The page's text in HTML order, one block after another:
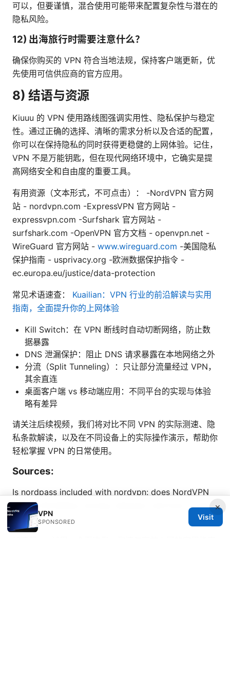
可以，但要谨慎，混合使用可能带来配置复杂性与潜在的
隐私风险。
12) 出海旅行时需要注意什么？
确保你购买的 VPN 符合当地法规，保持客户端更新，优
先使用可信供应商的官方应用。
8) 结语与资源
Kiuuu 的 VPN 使用路线图强调实用性、隐私保护与稳定
性。通过正确的选择、清晰的需求分析以及合适的配置，
你可以在保持隐私的同时获得更稳健的上网体验。记住，
VPN 不是万能钥匙，但在现代网络环境中，它确实是提
高网络安全和自由度的重要工具。
有用资源（文本形式，不可点击）： -NordVPN 官方网
站 - nordvpn.com -ExpressVPN 官方网站 -
expressvpn.com -Surfshark 官方网站 -
surfshark.com -OpenVPN 官方文档 - openvpn.net -
WireGuard 官方网站 - www.wireguard.com -美国隐私
保护指南 - usprivacy.org -欧洲数据保护指令 -
ec.europa.eu/justice/data-protection
常见术语速查： Kuailian：VPN 行业的前沿解读与实用
指南，全面提升你的上网体验
Kill Switch：在 VPN 断线时自动切断网络，防止数
据暴露
DNS 泄漏保护：阻止 DNS 请求暴露在本地网络之外
分流（Split Tunneling）：只让部分流量经过 VPN，
其余直连
桌面客户端 vs 移动端应用：不同平台的实现与体验
略有差异
请关注后续视频，我们将对比不同 VPN 的实际测速、隐
私条款解读，以及在不同设备上的实际操作演示，帮助你
轻松掌握 VPN 的日常使用。
Sources:
Is nordpass included with nordvpn: does NordVPN
bundle NordPass, pricing, features, and how to get
it
×
VPN
SPONSORED
Visit